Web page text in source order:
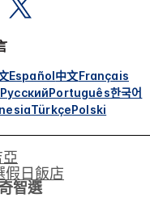
Español中文Français
РусскийPortuguês한국어
TürkçePolski
假日飯店
智選